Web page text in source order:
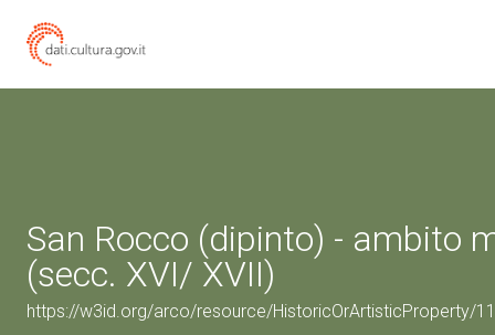
San Rocco (dipinto) - ambito
(secc. XVI/ XVII)
https://w3id.org/arco/resource/HistoricOrArtisticProperty/